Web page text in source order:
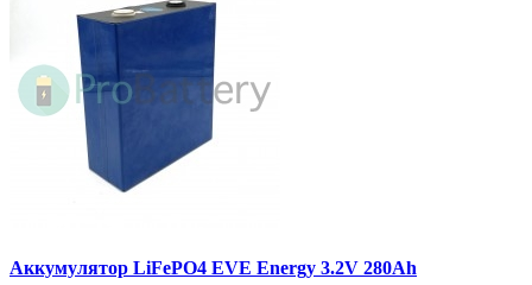
Аккумулятор LiFePO4 EVE Energy 3.2V 280Ah